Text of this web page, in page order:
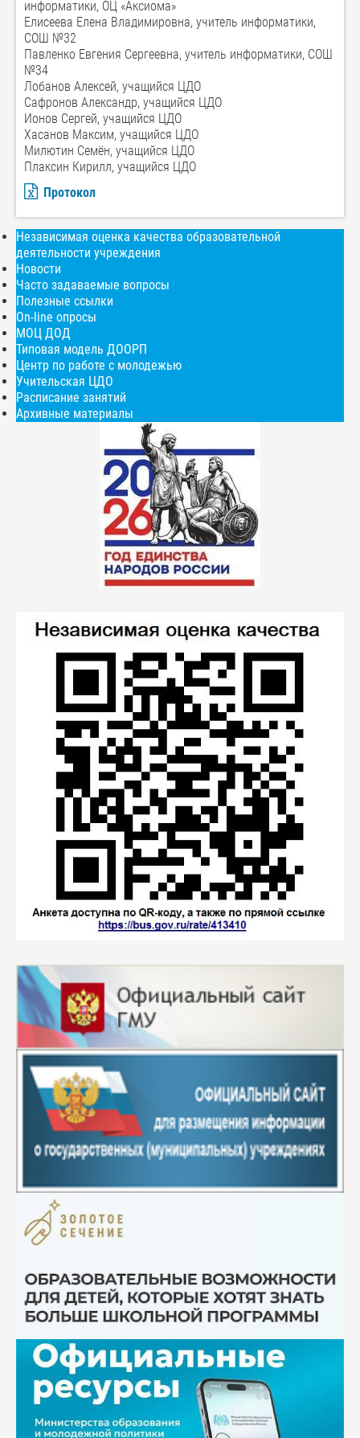
информатики, ОЦ «Аксиома»
Елисеева Елена Владимировна, учитель информатики,
СОШ №32
Павленко Евгения Сергеевна, учитель информатики, СОШ
№34
Лобанов Алексей, учащийся ЦДО
Сафронов Александр, учащийся ЦДО
Ионов Сергей, учащийся ЦДО
Хасанов Максим, учащийся ЦДО
Милютин Семён, учащийся ЦДО
Плаксин Кирилл, учащийся ЦДО
Протокол
Независимая оценка качества образовательной
деятельности учреждения
Новости
Часто задаваемые вопросы
Полезные ссылки
On-line опросы
МОЦ ДОД
Типовая модель ДООРП
Центр по работе с молодежью
Учительская ЦДО
Расписание занятий
Архивные материалы